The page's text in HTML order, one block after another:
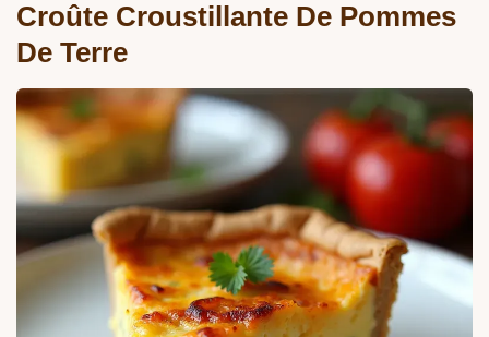
Croûte Croustillante De Pommes
De Terre